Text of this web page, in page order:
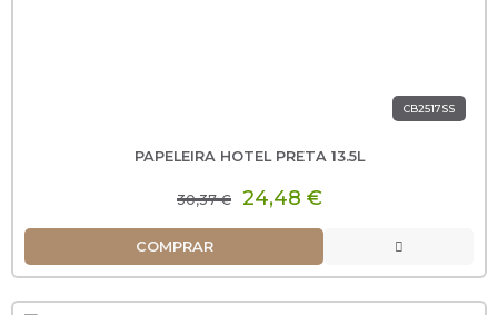
CB2517SS
PAPELEIRA HOTEL PRETA 13.5L
30,37 € 24,48 €
COMPRAR